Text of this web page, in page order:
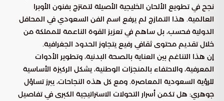
نجح في تطويع الألحان الخليجية الأصيلة لتمتزج بفنون الأوبرا
العالمية. هذا التمازج لم يرفع اسم الفن السعودي في المحافل
الدولية فحسب، بل ساهم في تعزيز القوة الناعمة للمملكة من
خلال تقديم محتوى ثقافي رفيع يتجاوز الحدود الجغرافية.
إن هذا التناغم بين العناية بالصحة البدنية، وتطوير الأدوات
المعرفية، والاحتفاء بالمنجزات الوطنية، يشكل الركيزة الأساسية
للرؤية السعودية المعاصرة. ومع كل هذه النجاحات، يبرز تساؤل
جوهري: هل تكمن أسرار التحولات الاستراتيجية الكبرى في تفاصيل